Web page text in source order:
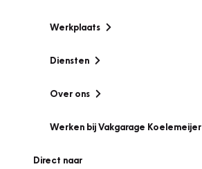
Werkplaats
Diensten
Over ons
Werken bij Vakgarage Koelemeijer
Direct naar